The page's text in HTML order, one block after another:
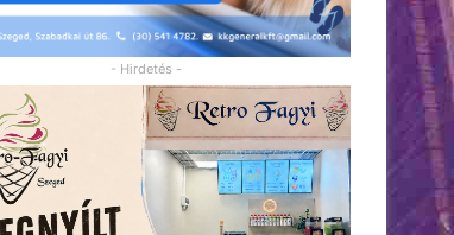
- Hirdetés -